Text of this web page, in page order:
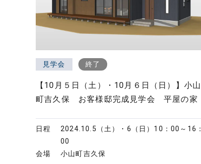
ム・
築・
土
工
事
見学会 終了
【10月５日（土）・10月６日（日）】小山
町吉久保 お客様邸完成見学会 平屋の家
日程 2024.10.5（土）・6（日） 10：00～16：
00
会場
小山町吉久保